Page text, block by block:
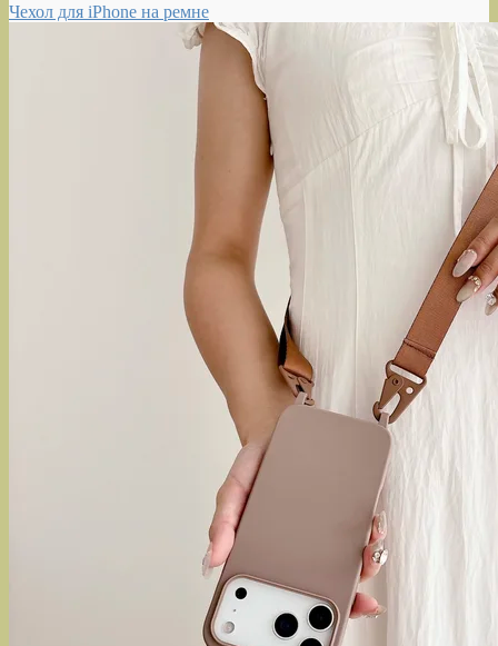
Чехол для iPhone на ремне